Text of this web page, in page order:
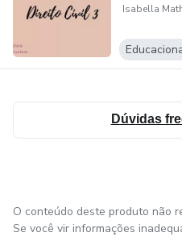
Defensoria Pública
Mediadores e conciliadores
Ministério Público
Tempo e lugar dos atos
Isabella
Dúvidas
O conteúdo deste produto não
Se você vir informações